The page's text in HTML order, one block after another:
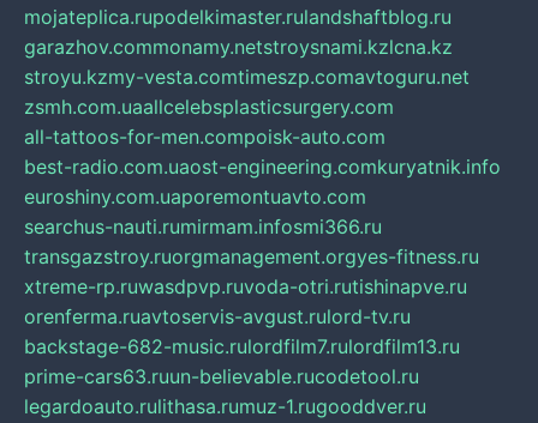
mojateplica.rupodelkimaster.rulandshaftblog.ru
garazhov.commonamy.netstroysnami.kzlcna.kz
stroyu.kzmy-vesta.comtimeszp.comavtoguru.net
zsmh.com.uaallcelebsplasticsurgery.com
all-tattoos-for-men.compoisk-auto.com
best-radio.com.uaost-engineering.comkuryatnik.info
euroshiny.com.uaporemontuavto.com
searchus-nauti.rumirmam.infosmi366.ru
transgazstroy.ruorgmanagement.orgyes-fitness.ru
xtreme-rp.ruwasdpvp.ruvoda-otri.rutishinapve.ru
orenferma.ruavtoservis-avgust.rulord-tv.ru
backstage-682-music.rulordfilm7.rulordfilm13.ru
prime-cars63.ruun-believable.rucodetool.ru
legardoauto.rulithasa.rumuz-1.rugooddver.ru